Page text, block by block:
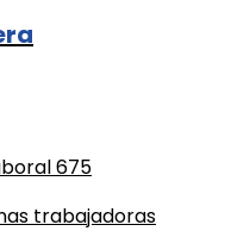
675
trabajadoras